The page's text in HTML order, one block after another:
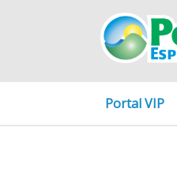
Portal VIP